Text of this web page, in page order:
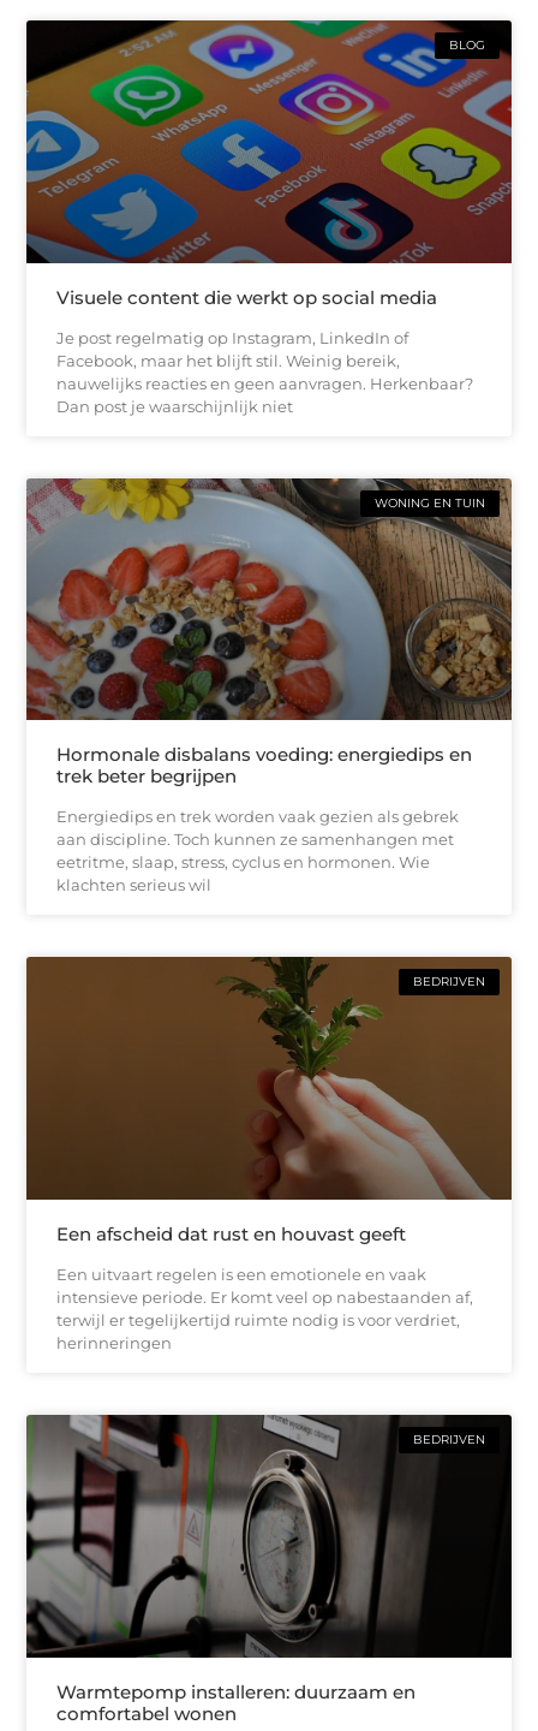
BLOG
Visuele content die werkt op social media
Je post regelmatig op Instagram, LinkedIn of
Facebook, maar het blijft stil. Weinig bereik,
nauwelijks reacties en geen aanvragen. Herkenbaar?
Dan post je waarschijnlijk niet
WONING EN TUIN
Hormonale disbalans voeding: energiedips en
trek beter begrijpen
Energiedips en trek worden vaak gezien als gebrek
aan discipline. Toch kunnen ze samenhangen met
eetritme, slaap, stress, cyclus en hormonen. Wie
klachten serieus wil
BEDRIJVEN
Een afscheid dat rust en houvast geeft
Een uitvaart regelen is een emotionele en vaak
intensieve periode. Er komt veel op nabestaanden af,
terwijl er tegelijkertijd ruimte nodig is voor verdriet,
herinneringen
BEDRIJVEN
Warmtepomp installeren: duurzaam en
comfortabel wonen